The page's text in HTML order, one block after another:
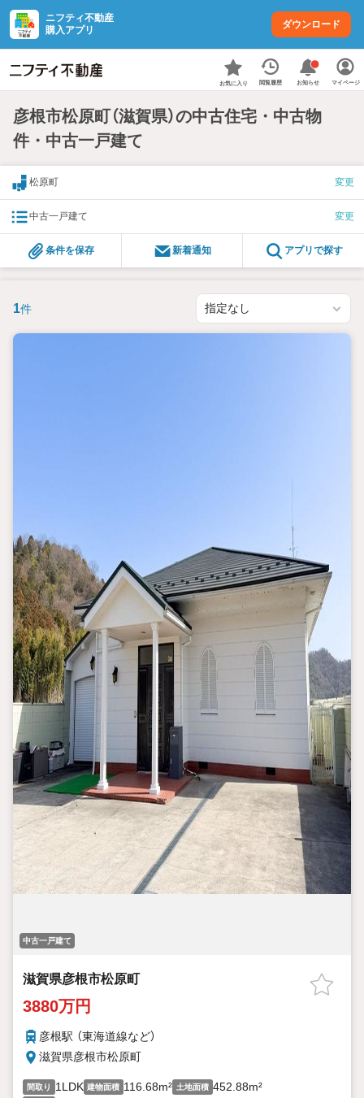
ニフティ不動産
購入アプリ
ダウンロード
お気に入り 閲覧履歴 お知らせ マイページ
彦根市松原町（滋賀県）の中古住宅・中古物
件・中古一戸建て
松原町 変更
中古一戸建て 変更
条件を保存 新着通知 アプリで探す
1件
中古一戸建て
滋賀県彦根市松原町
3880万円
彦根駅 （東海道線など）
滋賀県彦根市松原町
間取り 1LDK 建物面積 116.68m² 土地面積 452.88m²